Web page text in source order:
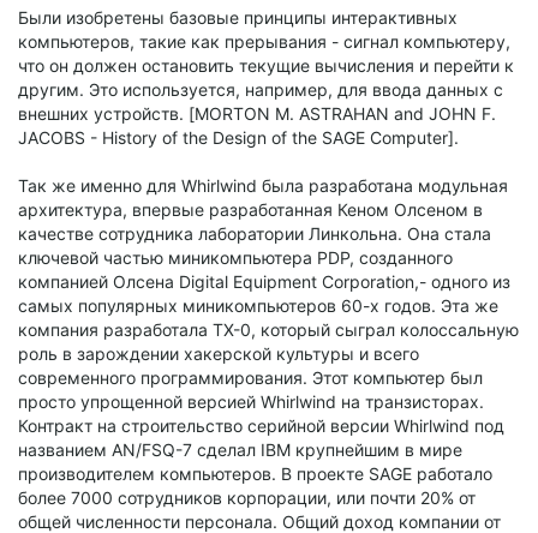
Были изобретены базовые принципы интерактивных
компьютеров, такие как прерывания - сигнал компьютеру,
что он должен остановить текущие вычисления и перейти к
другим. Это используется, например, для ввода данных с
внешних устройств. [MORTON M. ASTRAHAN and JOHN F.
JACOBS - History of the Design of the SAGE Computer].
Так же именно для Whirlwind была разработана модульная
архитектура, впервые разработанная Кеном Олсеном в
качестве сотрудника лаборатории Линкольна. Она стала
ключевой частью миникомпьютера PDP, созданного
компанией Олсена Digital Equipment Corporation,- одного из
самых популярных миникомпьютеров 60-х годов. Эта же
компания разработала TX-0, который сыграл колоссальную
роль в зарождении хакерской культуры и всего
современного программирования. Этот компьютер был
просто упрощенной версией Whirlwind на транзисторах.
Контракт на строительство серийной версии Whirlwind под
названием AN/FSQ-7 сделал IBM крупнейшим в мире
производителем компьютеров. В проекте SAGE работало
более 7000 сотрудников корпорации, или почти 20% от
общей численности персонала. Общий доход компании от